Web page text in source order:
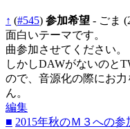
↑ (#545) 参加希望 - ごま
面白いテーマです。
曲参加させてください。
しかしDAWがないのと
ので、音源化の際にお
ん。
編集
■ 2015年秋のＭ３への参